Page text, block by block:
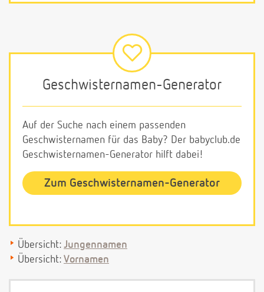
Geschwisternamen-Generator
Auf der Suche nach einem passenden
Geschwisternamen für das Baby? Der babyclub.de
Geschwisternamen-Generator hilft dabei!
Zum Geschwisternamen-Generator
Übersicht: Jungennamen
Übersicht: Vornamen